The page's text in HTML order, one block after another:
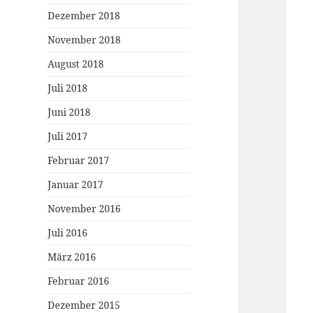
Dezember 2018
November 2018
August 2018
Juli 2018
Juni 2018
Juli 2017
Februar 2017
Januar 2017
November 2016
Juli 2016
März 2016
Februar 2016
Dezember 2015